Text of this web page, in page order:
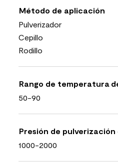
Método de aplicación
Pulverizador
Cepillo
Rodillo
Rango de temperatura
50-90
Presión de pulverización
1000-2000